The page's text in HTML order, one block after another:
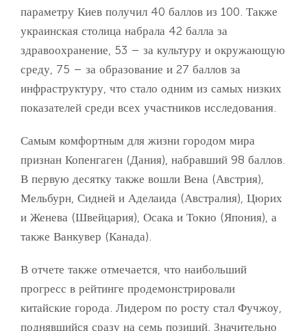
параметру Киев получил 40 баллов из 100. Также
украинская столица набрала 42 балла за
здравоохранение, 53 – за культуру и окружающую
среду, 75 – за образование и 27 баллов за
инфраструктуру, что стало одним из самых низких
показателей среди всех участников исследования.
Самым комфортным для жизни городом мира
признан Копенгаген (Дания), набравший 98 баллов.
В первую десятку также вошли Вена (Австрия),
Мельбурн, Сидней и Аделаида (Австралия), Цюрих
и Женева (Швейцария), Осака и Токио (Япония), а
также Ванкувер (Канада).
В отчете также отмечается, что наибольший
прогресс в рейтинге продемонстрировали
китайские города. Лидером по росту стал Фучжоу,
поднявшийся сразу на семь позиций. Значительно